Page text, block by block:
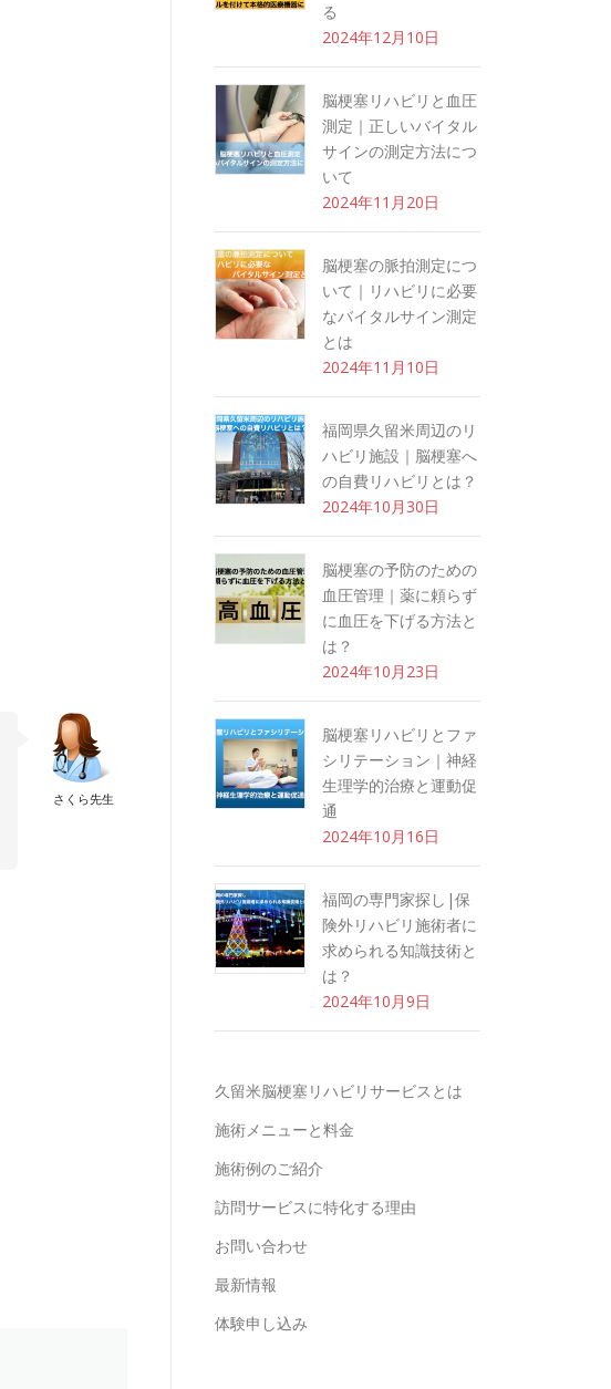
さくら先生
る
2024年12月10日
脳梗塞リハビリと血圧
測定｜正しいバイタル
サインの測定方法につ
いて
2024年11月20日
脳梗塞の脈拍測定につ
いて｜リハビリに必要
なバイタルサイン測定
とは
2024年11月10日
福岡県久留米周辺のリ
ハビリ施設｜脳梗塞へ
の自費リハビリとは？
2024年10月30日
脳梗塞の予防のための
血圧管理｜薬に頼らず
に血圧を下げる方法と
は？
2024年10月23日
脳梗塞リハビリとファ
シリテーション｜神経
生理学的治療と運動促
通
2024年10月16日
福岡の専門家探し|保
険外リハビリ施術者に
求められる知識技術と
は？
2024年10月9日
久留米脳梗塞リハビリサービスとは
施術メニューと料金
施術例のご紹介
訪問サービスに特化する理由
お問い合わせ
最新情報
体験申し込み